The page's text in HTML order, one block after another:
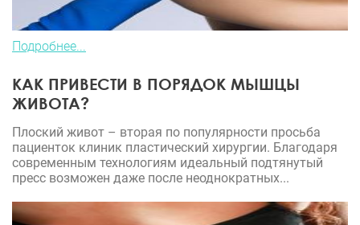
Подробнее...
КАК ПРИВЕСТИ В ПОРЯДОК МЫШЦЫ
ЖИВОТА?
Плоский живот – вторая по популярности просьба
пациенток клиник пластический хирургии. Благодаря
современным технологиям идеальный подтянутый
пресс возможен даже после неоднократных...